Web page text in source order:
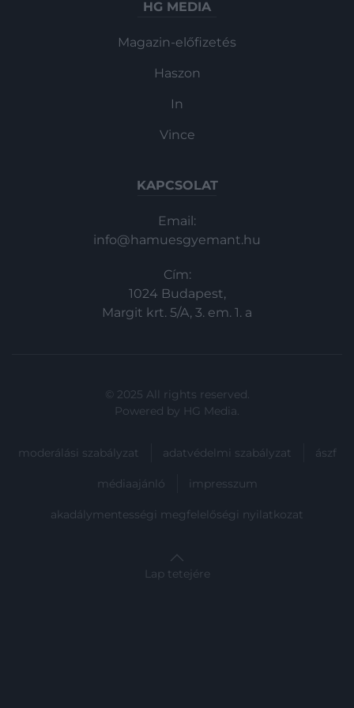
HG MEDIA
Magazin-előfizetés
Haszon
In
Vince
KAPCSOLAT
Email:
info@hamuesgyemant.hu
Cím:
1024 Budapest,
Margit krt. 5/A, 3. em. 1. a
© 2025 All rights reserved.
Powered by HG Media.
moderálási szabályzat adatvédelmi szabályzat ászf
médiaajánló impresszum
akadálymentességi megfelelőségi nyilatkozat
Lap tetejére